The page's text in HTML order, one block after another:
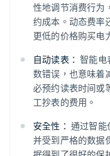
性地调节消费行为
约成本。动态费率
更低的价格购买电
自动读表： 智能电
数错误，也意味着
必预约读表时间或
工抄表的费用。
安全性： 通过智能
并受到严格的数据